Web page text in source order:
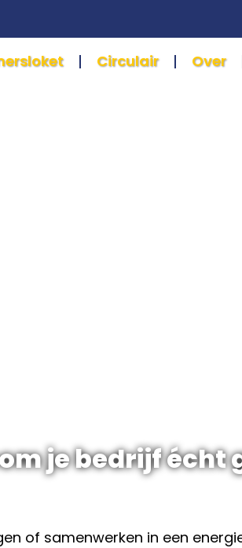
Circulair Over
je bedrijf écht
of samenwerken in een